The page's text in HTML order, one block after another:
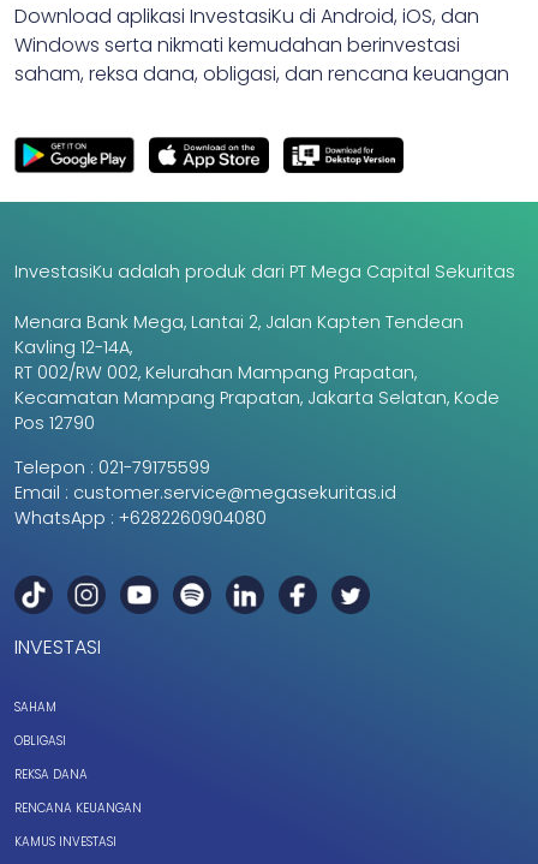
Download aplikasi InvestasiKu di Android, iOS, dan
Windows serta nikmati kemudahan berinvestasi
saham, reksa dana, obligasi, dan rencana keuangan
InvestasiKu adalah produk dari PT Mega Capital Sekuritas
Menara Bank Mega, Lantai 2, Jalan Kapten Tendean
Kavling 12-14A,
RT 002/RW 002, Kelurahan Mampang Prapatan,
Kecamatan Mampang Prapatan, Jakarta Selatan, Kode
Pos 12790
Telepon : 021-79175599
Email : customer.service@megasekuritas.id
WhatsApp : +6282260904080
INVESTASI
SAHAM
OBLIGASI
REKSA DANA
RENCANA KEUANGAN
KAMUS INVESTASI